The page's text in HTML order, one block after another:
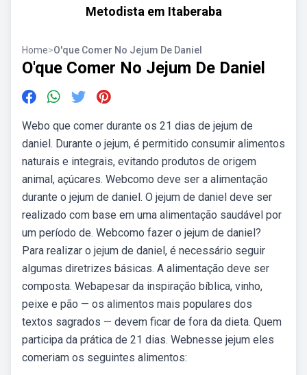
Metodista em Itaberaba
Home>O'que Comer No Jejum De Daniel
O'que Comer No Jejum De Daniel
Webo que comer durante os 21 dias de jejum de
daniel. Durante o jejum, é permitido consumir alimentos
naturais e integrais, evitando produtos de origem
animal, açúcares. Webcomo deve ser a alimentação
durante o jejum de daniel. O jejum de daniel deve ser
realizado com base em uma alimentação saudável por
um período de. Webcomo fazer o jejum de daniel?
Para realizar o jejum de daniel, é necessário seguir
algumas diretrizes básicas. A alimentação deve ser
composta. Webapesar da inspiração bíblica, vinho,
peixe e pão — os alimentos mais populares dos
textos sagrados — devem ficar de fora da dieta. Quem
participa da prática de 21 dias. Webnesse jejum eles
comeriam os seguintes alimentos: